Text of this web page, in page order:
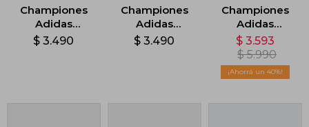
Championes
Adidas
Cloudfoam
$ 3.490
Championes
Adidas
Cloudfoam
$ 3.490
Championes
Adidas
Predator
League
Lengüeta
Plegable -
$ 3.593
$ 5.990
40